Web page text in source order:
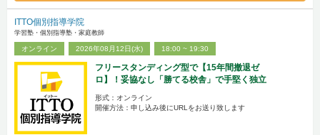
ITTO個別指導学院
学習塾・個別指導塾・家庭教師
オンライン 2026年08月12日(水) 18:00 ~ 19:30
フリースタンディング型で【15年間撤退ゼ
ロ】！妥協なし「勝てる校舎」で手堅く独立
形式：オンライン
開催方法：申し込み後にURLをお送り致します